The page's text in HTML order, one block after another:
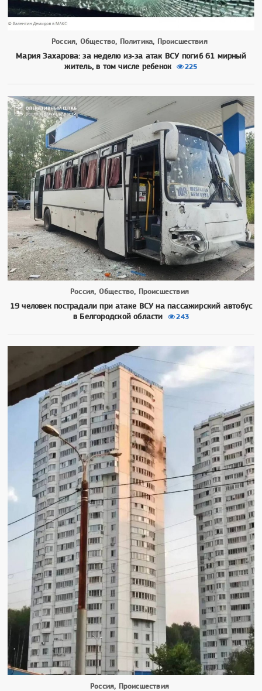
Россия, Общество, Политика, Происшествия
Мария Захарова: за неделю из‑за атак ВСУ погиб 61 мирный
житель, в том числе ребенок
225
Россия, Общество, Происшествия
19 человек пострадали при атаке ВСУ на пассажирский автобус
в Белгородской области
243
Россия, Происшествия